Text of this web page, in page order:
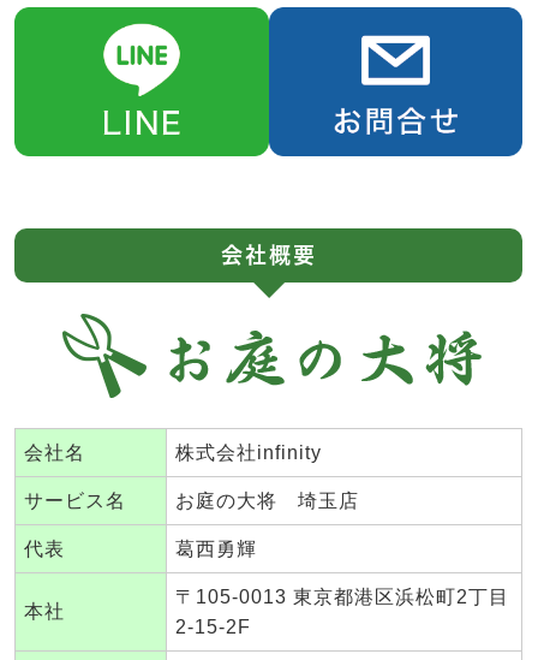
会社概要
会社名 株式会社infinity
サービス名 お庭の大将 埼玉店
代表 葛西勇輝
本社
〒105-0013 東京都港区浜松町2丁目
2-15-2F